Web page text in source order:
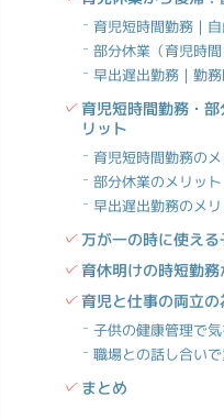
育児短時間勤務｜
部分休業（育児時
早出遅出勤務｜勤
育児短時間勤務・
リット
育児短時間勤務の
部分休業のメリッ
早出遅出勤務のメ
万が一の時に使え
育休明けの時短勤
育児と仕事の両立
子供の健康管理で
職場との話し合い
まとめ